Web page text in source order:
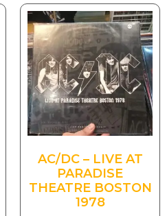
AC/DC – LIVE AT
PARADISE
THEATRE BOSTON
1978